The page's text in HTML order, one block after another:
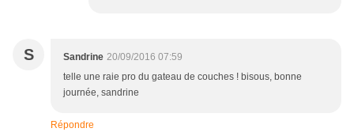
S Sandrine 20/09/2016 07:59
telle une raie pro du gateau de couches ! bisous, bonne
journée, sandrine
Répondre